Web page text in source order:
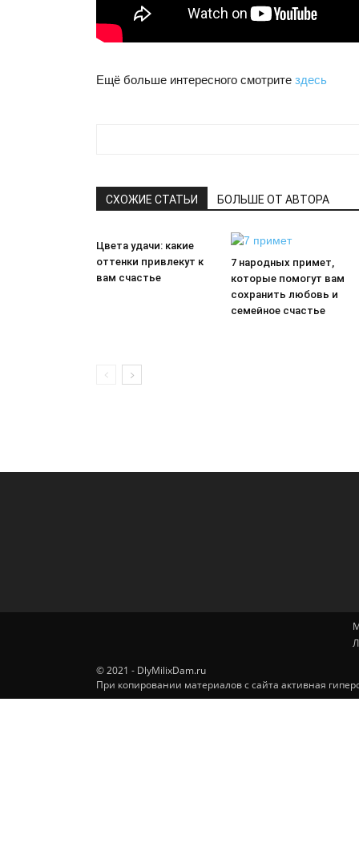
Ещё больше интересного смотрите здесь
СХОЖИЕ СТАТЬИ БОЛЬШЕ ОТ АВТОРА
Цвета удачи: какие
оттенки привлекут к
вам счастье
7 народных примет,
которые помогут вам
сохранить любовь и
семейное счастье
© 2021 - DlyMilixDam.ru
При копировании материалов с сайта активная